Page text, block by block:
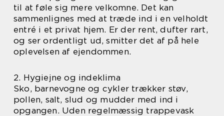
til at føle sig mere velkomne. Det kan
sammenlignes med at træde ind i en velholdt
entré i et privat hjem. Er der rent, dufter rart,
og ser ordentligt ud, smitter det af på hele
oplevelsen af ejendommen.
2. Hygiejne og indeklima
Sko, barnevogne og cykler trækker støv,
pollen, salt, slud og mudder med ind i
opgangen. Uden regelmæssig trappevask